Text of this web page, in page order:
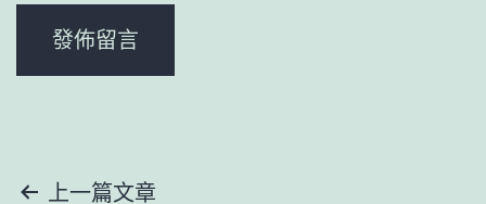
上一篇文章